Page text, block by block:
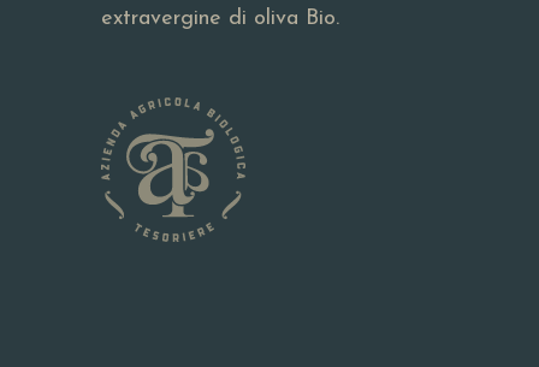
extravergine di oliva Bio.